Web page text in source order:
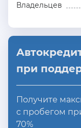
Владельцев
при
Получите
с пробегом
70%